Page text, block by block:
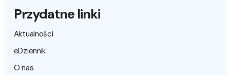
Przydatne linki
Aktualności
eDziennik
O nas